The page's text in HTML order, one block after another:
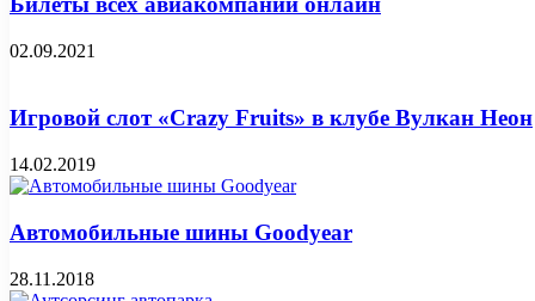
02.09.2021
Игровой слот «Crazy Fruits» в клубе Вулкан Неон
14.02.2019
Автомобильные шины Goodyear
28.11.2018